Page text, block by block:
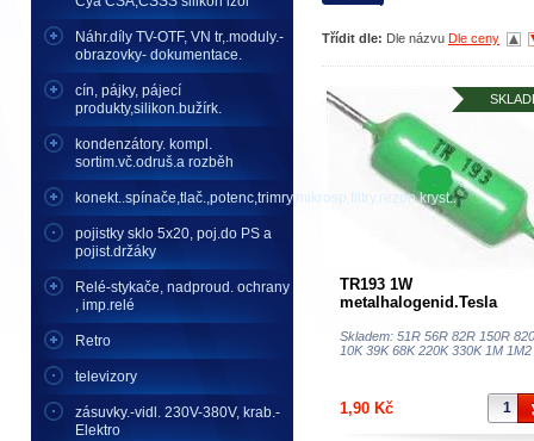
Náhr.díly TV-OTF, VN tr,.moduly.-
obrazovky- dokumentace.
cín, pájky, pájecí
produkty,silikon.bužírk.
kondenzátory. kompl.
sortim.vč.odruš.a rozběh
konekt..spínače,tlač.,potenc,trimry,mikrosp,filtry,rezon.kryst..
pojistky sklo 5x20, poj.do PS a
pojist.držáky
Relé-stykače, nadproud. ochrany
, imp.relé
Retro
televizory
zásuvky.-vidl. 230V-380V, krab.-
Elektro
Třídit dle: Dle názvu Dle ceny
TR193 1W
metalhalogenid.Tesla
požad.hodn.uveďte do
Skladem: 51R 56R 82R 150R
10K 39K 68K 220K 330K 1M 1M2
1,90 Kč